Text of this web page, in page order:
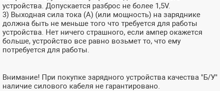
устройства. Допускается разброс не более 1,5V.
3) Выходная сила тока (А) (или мощность) на заряднике
должна быть не меньше того что требуется для работы
устройства. Нет ничего страшного, если ампер окажется
больше, устройство все равно возьмет то, что ему
потребуется для работы.
Внимание! При покупке зарядного устройства качества "Б/У"
наличие силового кабеля не гарантировано.